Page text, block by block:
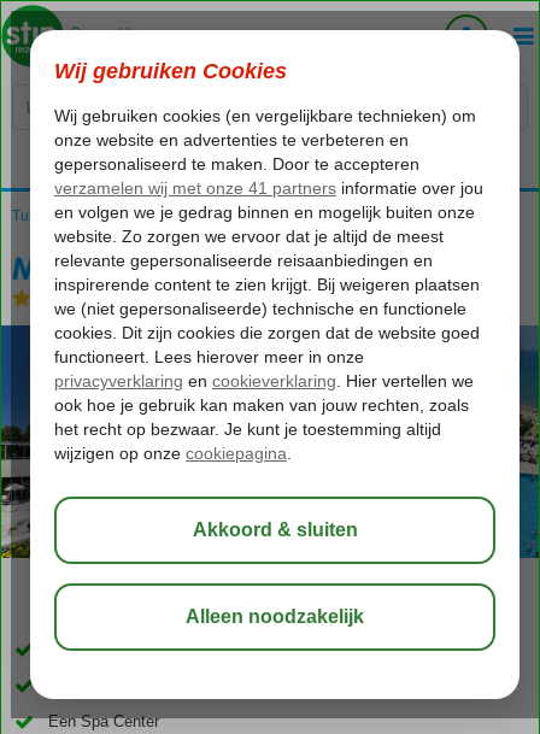
Voelt als thuiskomen...
Turkije Turkse Riviera Side Side-Centrum Melas Resort Hotel
Melas Resort Hotel
Ultra All Inclusive - Hotel
aug 33°C
Aan het strand gelegen
Een Spa Center